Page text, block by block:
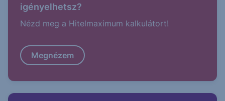
igényelhetsz?
Nézd meg a Hitelmaximum kalkulátort!
Megnézem